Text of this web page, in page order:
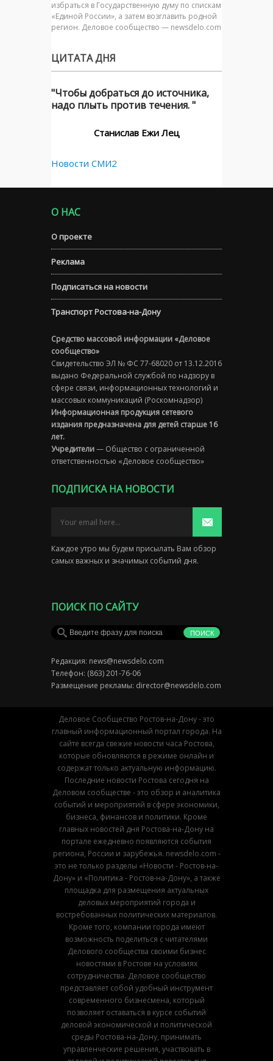
избраться в Государственную думу по спискам
«Единой России», а затем возглавить родной
регион. Деловое сообщество — newsdelo.com
ЦИТАТА ДНЯ
"Чтобы добраться до источника,
надо плыть против течения. "
Станислав Ежи Лец
Новости СМИ2
О НАС
О проекте
Реклама
Подписаться на новости
Транспорт Ростова-на-Дону
Средство массовой информации «Деловое
сообщество»
Свидетельство ЭЛ № ФС 77-68020 от 13.12.2016
выдано Федеральной службой по надзору в
сфере связи, информационных технологий и
массовых коммуникаций (Роскомнадзор)
Информационная продукция сетевого
издания предназначена для детей старше 16
лет.
Учредители— Общество с ограниченной
ответственностью «Деловое сообщество»
ПОДПИСКА НА НОВОСТИ
Каждое утро мы будем присылать Вам обзор
самых важных и значимых событий дня.
ПОИСК ПО САЙТУ
Редакция: news@newsdelo.com
Телефон: (863) 201-76-06
Размещение рекламы: director@newsdelo.com
Деловое Сообщество Ростов-на-Дону - это
главный информационный портал города. На
сайте всегда свежие новости часа Ростова,
которые обновляются в режиме онлайн и
содержат только актуальную информацию.
Последние новости Ростова сегодня на
Деловом сообществе - это обзор и аналитика
событий и мероприятий в сфере экономики,
бизнеса, финансов и политики. Кроме
главных новостей дня Ростова-на-Дону на
портале ежедневно появляются события
региона, России и зарубежья. newsdelo.com -
это не только разделы «Новости - Ростов-на-
Дону» и «Политика - Ростов-на-Дону», а также
площадка для размещения актуальных
деловых мероприятий города и
востребованных политических материалов.
Кроме того, компании города имеют
возможность поделиться с читателями
Делового сообщества своими бизнес
новостями в Ростове на условиях
сотрудничества. Деловое сообщество
представляет собой удобный инструмент
современного бизнесмена, который
позволяет оставаться в курсе событий
деловой экономической и политической
среды Ростова-на-Дону, принимать
управленческие решения, участвовать в